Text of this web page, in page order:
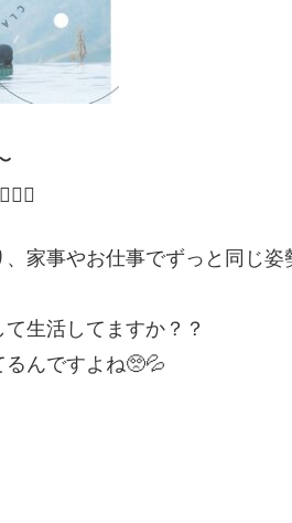
家事やお仕事でずっと同じ
生活してますか？？
んですよね🥺💦